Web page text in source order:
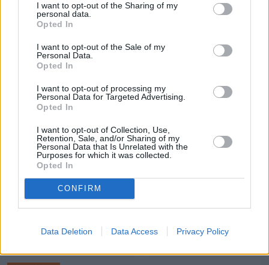
I want to opt-out of the Sharing of my
personal data.
Opted In
I want to opt-out of the Sale of my
Personal Data.
Opted In
I want to opt-out of processing my
Personal Data for Targeted Advertising.
Opted In
I want to opt-out of Collection, Use,
Retention, Sale, and/or Sharing of my
Personal Data that Is Unrelated with the
Purposes for which it was collected.
Opted In
CONFIRM
Data Deletion Data Access Privacy Policy